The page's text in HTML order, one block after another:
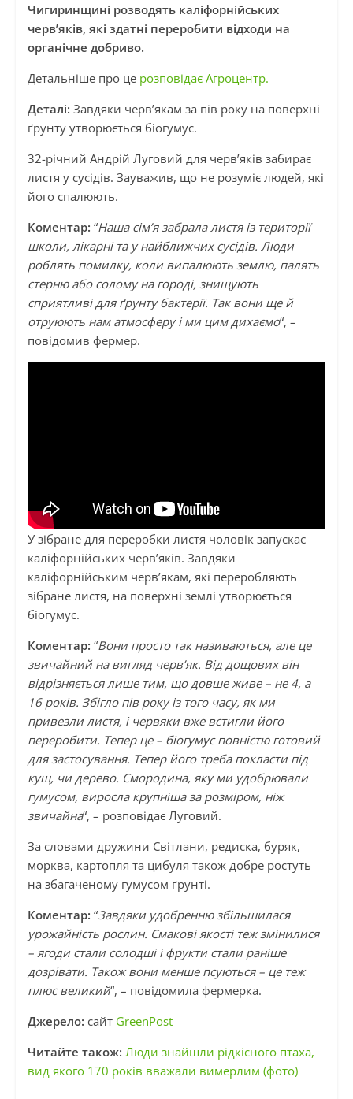
Чигиринщині розводять каліфорнійських
черв’яків, які здатні переробити відходи на
органічне добриво.
Детальніше про це розповідає Агроцентр.
Деталі: Завдяки черв’якам за пів року на поверхні
ґрунту утворюється біогумус.
32-річний Андрій Луговий для черв’яків забирає
листя у сусідів. Зауважив, що не розуміє людей, які
його спалюють.
Коментар: “Наша сім’я забрала листя із території
школи, лікарні та у найближчих сусідів. Люди
роблять помилку, коли випалюють землю, палять
стерню або солому на городі, знищують
сприятливі для ґрунту бактерії. Так вони ще й
отруюють нам атмосферу і ми цим дихаємо“, –
повідомив фермер.
У зібране для переробки листя чоловік запускає
каліфорнійських черв’яків. Завдяки
каліфорнійським черв’якам, які переробляють
зібране листя, на поверхні землі утворюється
біогумус.
Коментар: “Вони просто так називаються, але це
звичайний на вигляд черв’як. Від дощових він
відрізняється лише тим, що довше живе – не 4, а
16 років. Збігло пів року із того часу, як ми
привезли листя, і червяки вже встигли його
переробити. Тепер це – біогумус повністю готовий
для застосування. Тепер його треба покласти під
кущ, чи дерево. Смородина, яку ми удобрювали
гумусом, виросла крупніша за розміром, ніж
звичайна“, – розповідає Луговий.
За словами дружини Світлани, редиска, буряк,
морква, картопля та цибуля також добре ростуть
на збагаченому гумусом ґрунті.
Коментар: “Завдяки удобренню збільшилася
урожайність рослин. Смакові якості теж змінилися
– ягоди стали солодші і фрукти стали раніше
дозрівати. Також вони менше псуються – це теж
плюс великий“, – повідомила фермерка.
Джерело: сайт GreenPost
Читайте також: Люди знайшли рідкісного птаха,
вид якого 170 років вважали вимерлим (фото)